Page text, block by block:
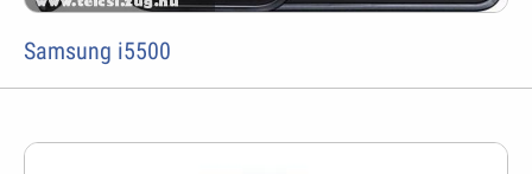
Samsung i5500